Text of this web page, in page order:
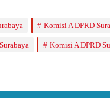
Komisi A DPRD
Komisi A DPRD